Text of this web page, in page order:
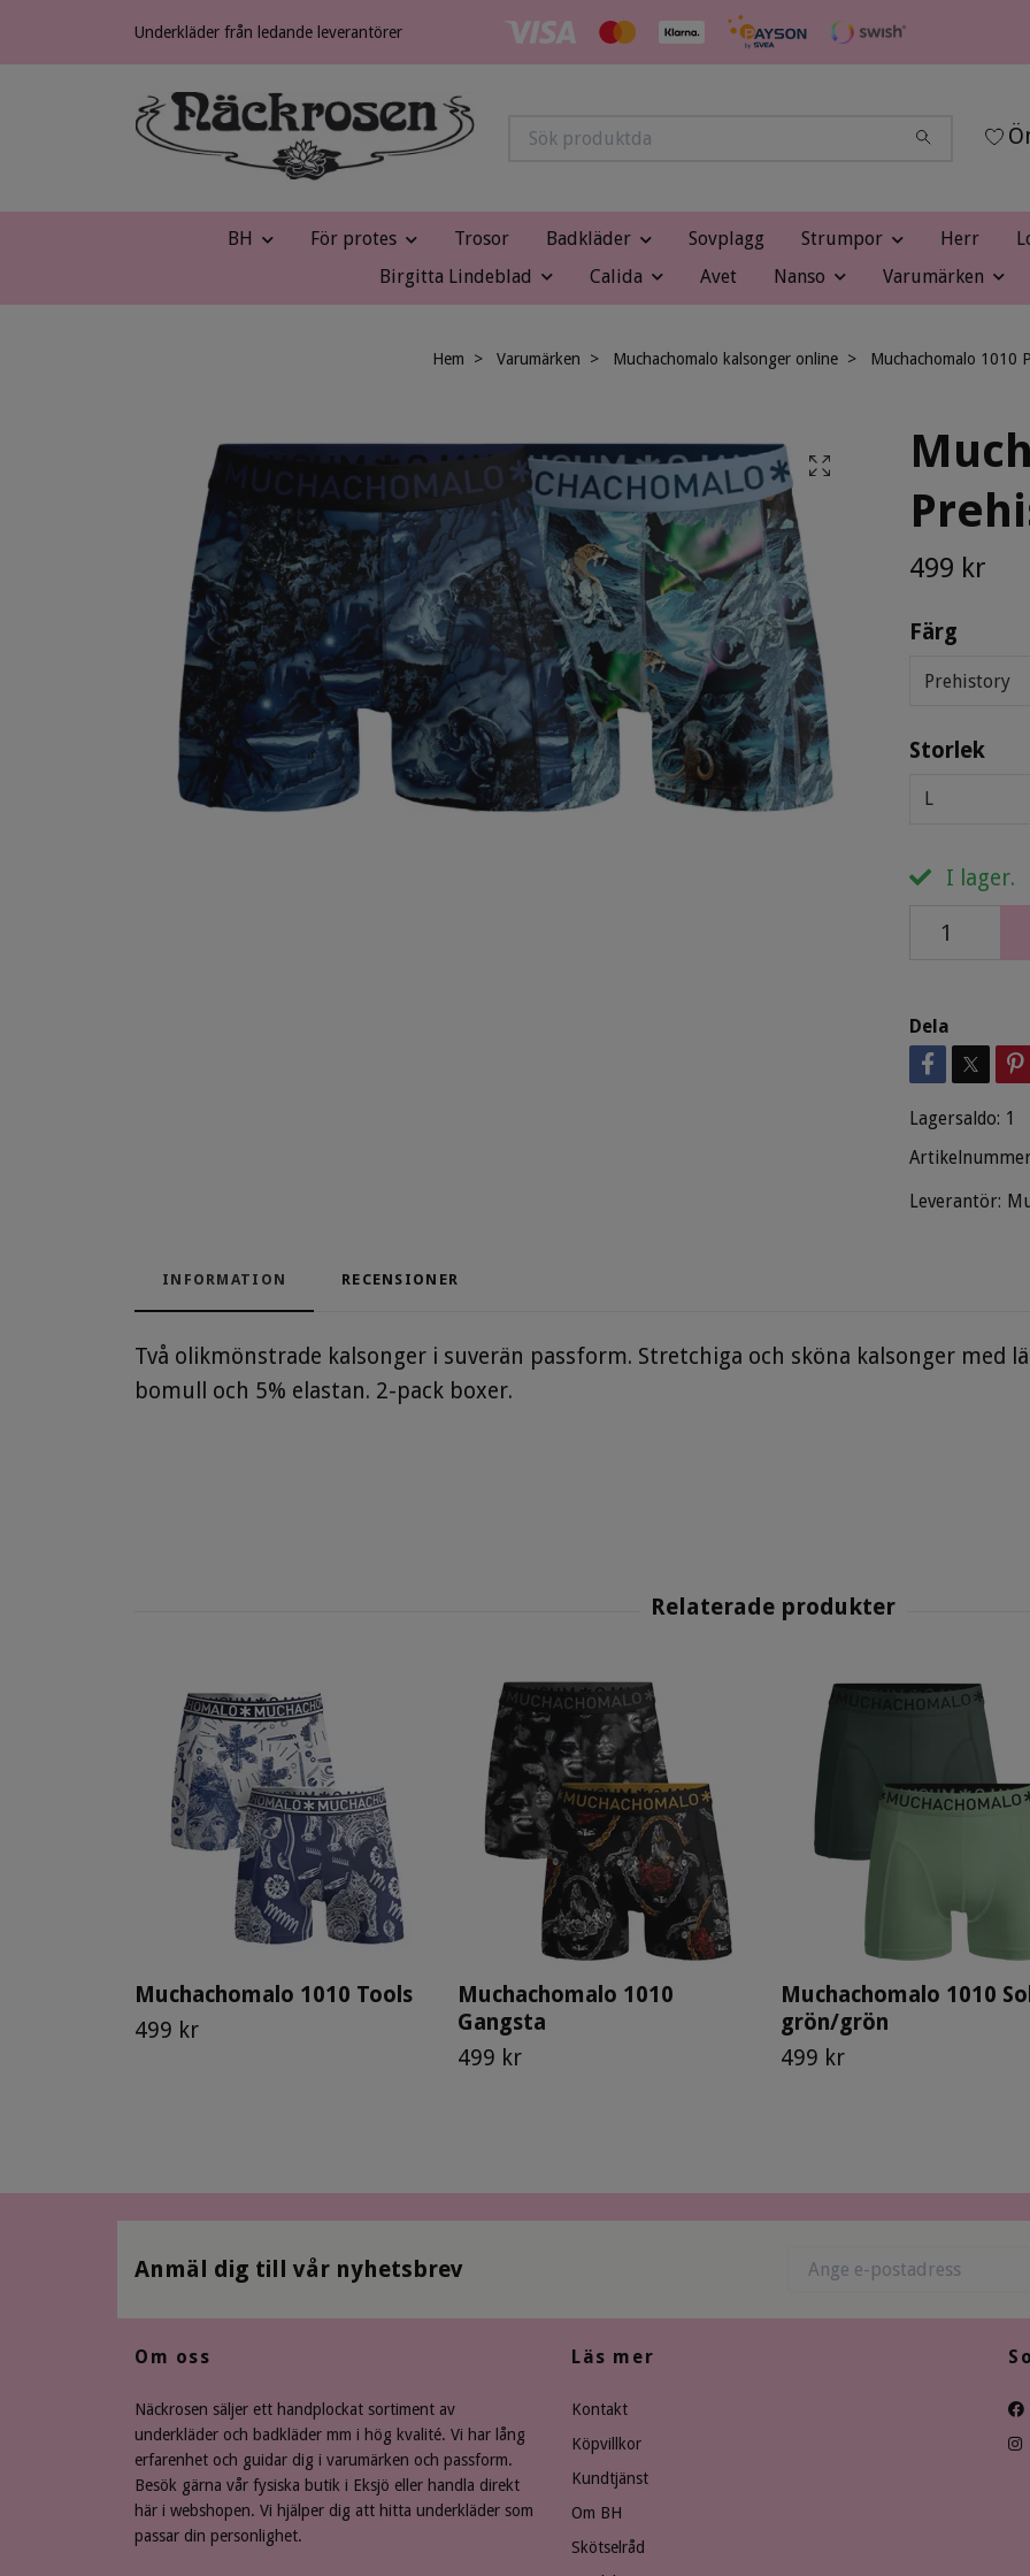
Underkläder från ledande leverantörer
BH För protes Trosor Badkläder Sovplagg Strumpor Herr
Birgitta Lindeblad
Calida Avet Nanso Varumärken
Hem Varumärken Muchachomalo kalsonger online Muchachomalo 1010
499 kr
Färg
Prehistory
Storlek
L
I lager.
Dela
Lagersaldo: 1
Leverantör:
INFORMATION RECENSIONER
Två olikmönstrade kalsonger i suverän passform. Stretchiga och sköna kalsonger med
bomull och 5% elastan. 2-pack boxer.
Muchachomalo 1010 Tools
499 kr
Muchachomalo 1010
Gangsta
499 kr
Muchachomalo 1010
grön/grön
499 kr
Anmäl dig till vår nyhetsbrev
Om oss
Näckrosen säljer ett handplockat sortiment av
underkläder och badkläder mm i hög kvalité. Vi har lång
erfarenhet och guidar dig i varumärken och passform.
Besök gärna vår fysiska butik i Eksjö eller handla direkt
här i webshopen. Vi hjälper dig att hitta underkläder som
passar din personlighet.
Läs mer
Kontakt
Köpvillkor
Kundtjänst
Om BH
Skötselråd